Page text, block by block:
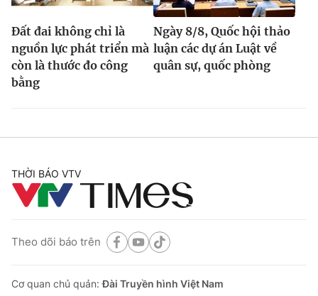
Đất đai không chỉ là
nguồn lực phát triển mà
còn là thước đo công
bằng
Ngày 8/8, Quốc hội thảo
luận các dự án Luật về
quân sự, quốc phòng
THỜI BÁO VTV
Theo dõi báo trên
Cơ quan chủ quản:Đài Truyền hình Việt Nam